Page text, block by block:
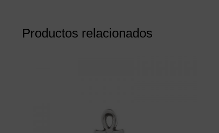
Productos relacionados